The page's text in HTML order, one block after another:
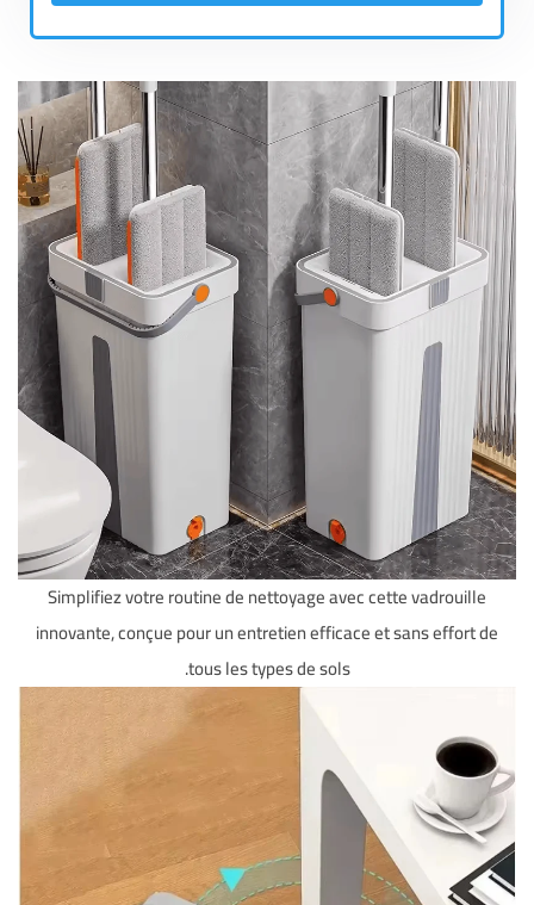
Simplifiez votre routine de nettoyage avec cette vadrouille
innovante, conçue pour un entretien efficace et sans effort de
tous les types de sols.